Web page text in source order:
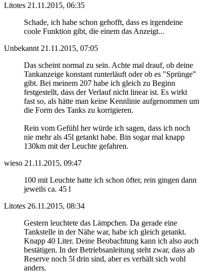
Litotes 21.11.2015, 06:35
Schade, ich habe schon gehofft, dass es irgendeine
coole Funktion gibt, die einem das Anzeigt...
Unbekannt 21.11.2015, 07:05
Das scheint normal zu sein. Achte mal drauf, ob deine
Tankanzeige konstant runterläuft oder ob es "Sprünge"
gibt. Bei meinem 207 habe ich gleich zu Beginn
festgestellt, dass der Verlauf nicht linear ist. Es wirkt
fast so, als hätte man keine Kennlinie aufgenommen um
die Form des Tanks zu korrigieren.
Rein vom Gefühl her würde ich sagen, dass ich noch
nie mehr als 45l getankt habe. Bin sogar mal knapp
130km mit der Leuchte gefahren.
wieso 21.11.2015, 09:47
100 mit Leuchte hatte ich schon öfter, rein gingen dann
jeweils ca. 45 l
Litotes 26.11.2015, 08:34
Gestern leuchtete das Lämpchen. Da gerade eine
Tankstelle in der Nähe war, habe ich gleich getankt.
Knapp 40 Liter. Deine Beobachtung kann ich also auch
bestätigen. In der Betriebsanleitung steht zwar, dass ab
Reserve noch 5l drin sind, aber es verhält sich wohl
anders.